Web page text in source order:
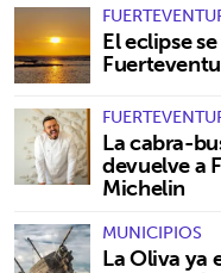
El eclipse
La cabra-
devuelve a
Michelin
MUNICIPIOS
La Oliva ya